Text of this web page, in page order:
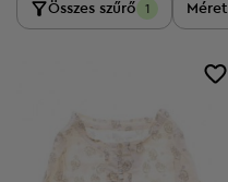
Összes szűrő 1 Méret